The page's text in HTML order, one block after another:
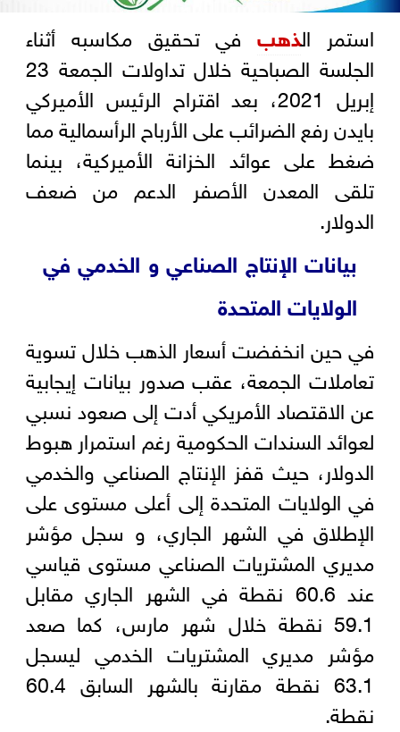
استمر الذهبفي تحقيق مكاسبه أثناء
الجلسة الصباحية خلال تداولات الجمعة 23
إبريل 2021، بعد اقتراح الرئيس الأميركي
بايدن رفع الضرائب على الأرباح الرأسمالية مما
ضغط على عوائد الخزانة الأميركية، بينما
تلقى المعدن الأصفر الدعم من ضعف
الدولار.
بيانات الإنتاج الصناعي و الخدمي في
الولايات المتحدة
في حين انخفضت أسعار الذهب خلال تسوية
تعاملات الجمعة، عقب صدور بيانات إيجابية
عن الاقتصاد الأمريكي أدت إلى صعود نسبي
لعوائد السندات الحكومية رغم استمرار هبوط
الدولار، حيث قفز الإنتاج الصناعي والخدمي
في الولايات المتحدة إلى أعلى مستوى على
الإطلاق في الشهر الجاري، و سجل مؤشر
مديري المشتريات الصناعي مستوى قياسي
عند 60.6 نقطة في الشهر الجاري مقابل
59.1 نقطة خلال شهر مارس، كما صعد
مؤشر مديري المشتريات الخدمي ليسجل
63.1 نقطة مقارنة بالشهر السابق 60.4
نقطة.